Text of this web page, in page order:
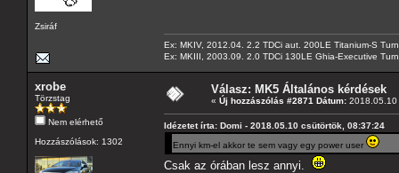
Zsiráf
Ex: MKIV, 2012.04. 2.2 TDCi aut. 200LE Titanium-S
Ex: MKIII, 2003.09. 2.0 TDCi 130LE Ghia-Executive
xrobe
Törzstag
Nem elérhető
Hozzászólások: 1302
Válasz: MK5 Általános kérdések
« Új hozzászólás #2871 Dátum: 2018.05.10
Idézetet írta: Domi - 2018.05.10 csütörtök, 08:37:24
Ennyi km-el akkor te sem vagy egy power user
Csak az órában lesz annyi.